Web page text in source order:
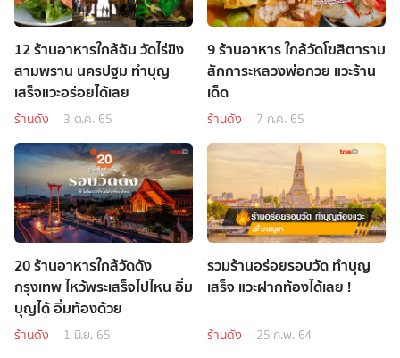
12 ร้านอาหารใกล้ฉัน วัดไร่ขิง
สามพราน นครปฐม ทำบุญ
เสร็จแวะอร่อยได้เลย
ร้านดัง 3 ต.ค. 65
9 ร้านอาหาร ใกล้วัดโฆสิตาราม
สักการะหลวงพ่อกวย แวะร้าน
เด็ด
ร้านดัง 7 ก.ค. 65
20 ร้านอาหารใกล้วัดดัง
กรุงเทพ ไหว้พระเสร็จไปไหน อิ่ม
บุญได้ อิ่มท้องด้วย
ร้านดัง 1 มิ.ย. 65
รวมร้านอร่อยรอบวัด ทำบุญ
เสร็จ แวะฝากท้องได้เลย !
ร้านดัง 25 ก.พ. 64